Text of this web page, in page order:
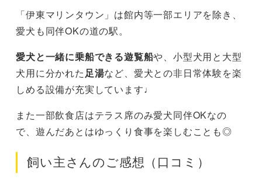
「伊東マリンタウン」は館内等一部エリアを除き、
愛犬も同伴OKの道の駅。
愛犬と一緒に乗船できる遊覧船や、小型犬用と大型
犬用に分かれた足湯など、愛犬との非日常体験を楽
しめる設備が充実しています♩
また一部飲食店はテラス席のみ愛犬同伴OKなの
で、遊んだあとはゆっくり食事を楽しむことも◎
飼い主さんのご感想（口コミ）